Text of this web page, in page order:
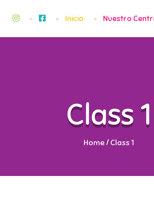
Inicio Nuestro
Class 1
Home / Class 1